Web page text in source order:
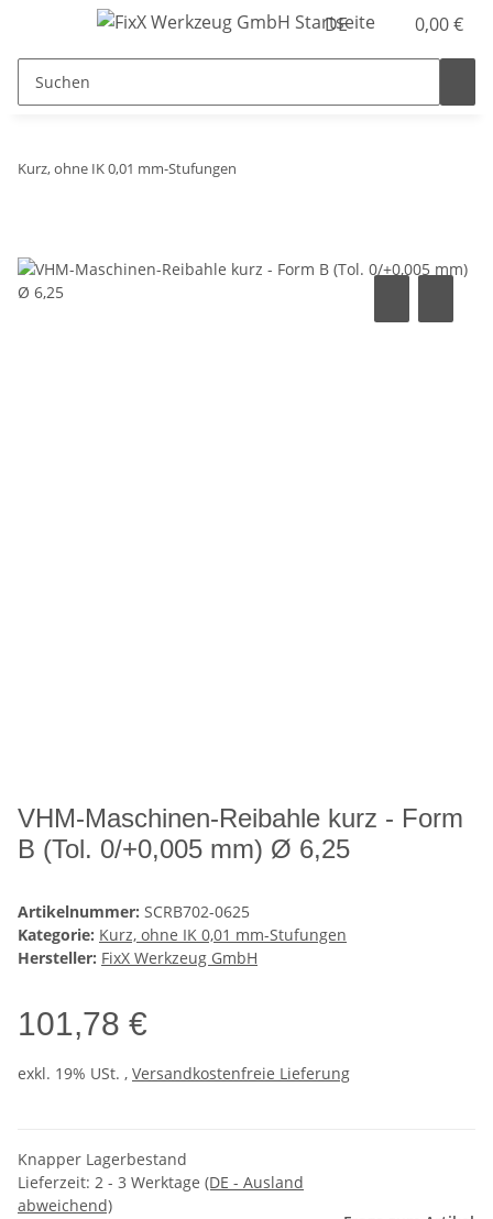
DE 0,00 €
Kurz, ohne IK 0,01 mm-Stufungen
VHM-Maschinen-Reibahle kurz - Form
B (Tol. 0/+0,005 mm) Ø 6,25
Artikelnummer: SCRB702-0625
Kategorie: Kurz, ohne IK 0,01 mm-Stufungen
Hersteller: FixX Werkzeug GmbH
101,78 €
exkl. 19% USt. , Versandkostenfreie Lieferung
Knapper Lagerbestand
Lieferzeit: 2 - 3 Werktage (DE - Ausland
abweichend)